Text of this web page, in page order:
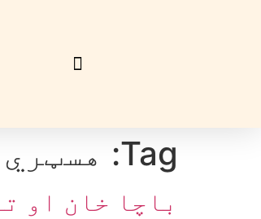
Tag: هسټري
باچا خان او